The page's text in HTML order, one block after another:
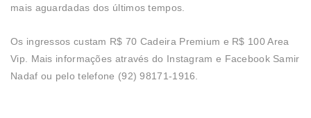
mais aguardadas dos últimos tempos.
Os ingressos custam R$ 70 Cadeira Premium e R$ 100 Area
Vip. Mais informações através do Instagram e Facebook Samir
Nadaf ou pelo telefone (92) 98171-1916.